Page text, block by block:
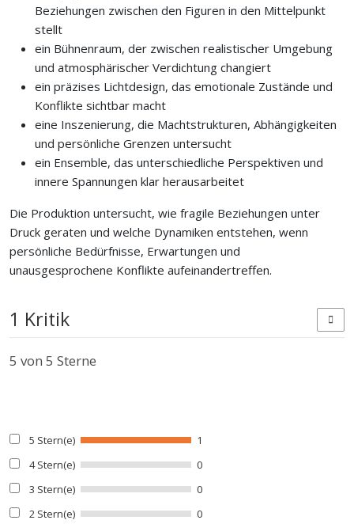
Beziehungen zwischen den Figuren in den Mittelpunkt
stellt
ein Bühnenraum, der zwischen realistischer Umgebung
und atmosphärischer Verdichtung changiert
ein präzises Lichtdesign, das emotionale Zustände und
Konflikte sichtbar macht
eine Inszenierung, die Machtstrukturen, Abhängigkeiten
und persönliche Grenzen untersucht
ein Ensemble, das unterschiedliche Perspektiven und
innere Spannungen klar herausarbeitet
Die Produktion untersucht, wie fragile Beziehungen unter
Druck geraten und welche Dynamiken entstehen, wenn
persönliche Bedürfnisse, Erwartungen und
unausgesprochene Konflikte aufeinandertreffen.
1 Kritik
5 von 5 Sterne
5 Stern(e)
1
4 Stern(e)
0
3 Stern(e)
0
2 Stern(e)
0